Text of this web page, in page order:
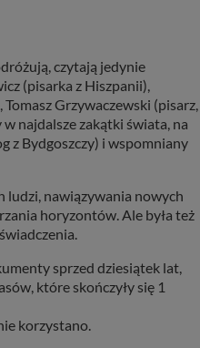
czytają jedynie
(pisarka z Hiszpanii),
Grzywaczewski (pisarz,
najdalsze zakątki świata, na
z Bydgoszczy) i wspomniany
ludzi, nawiązywania nowych
horyzontów. Ale była też
sprzed dziesiątek lat,
które skończyły się 1
korzystano.